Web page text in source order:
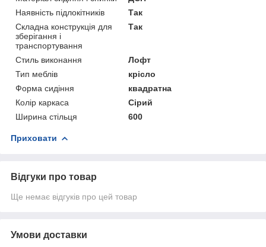
Наявність підлокітників
Так
Складна конструкція для
зберігання і
транспортування
Так
Стиль виконання
Лофт
Тип меблів
крісло
Форма сидіння
квадратна
Колір каркаса
Сірий
Ширина стільця
600
Приховати
Відгуки про товар
Ще немає відгуків про цей товар
Умови доставки